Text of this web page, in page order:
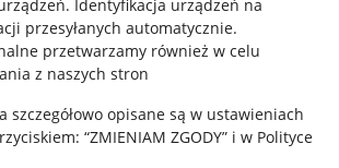
. Identyfikacja urządzeń na
przesyłanych automatycznie.
przetwarzamy również w celu
z naszych stron
szczegółowo opisane są w ustawieniach
“ZMIENIAM ZGODY” i w Polityce
"cookies"
o Usługach Cyfrowych